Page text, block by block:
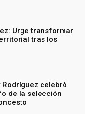
Urge transformar
tras los
Rodríguez celebró
de la selección